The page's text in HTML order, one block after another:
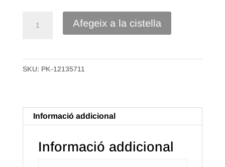
Bobina
Polipropilè
70x50m.
Talps
Blancs
Afegeix a la cistella
SKU: PK-12135711
Informació addicional
Informació addicional